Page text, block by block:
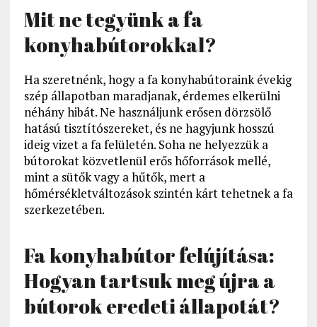
Mit ne tegyünk a fa
konyhabútorokkal?
Ha szeretnénk, hogy a fa konyhabútoraink évekig
szép állapotban maradjanak, érdemes elkerülni
néhány hibát. Ne használjunk erősen dörzsölő
hatású tisztítószereket, és ne hagyjunk hosszú
ideig vizet a fa felületén. Soha ne helyezzük a
bútorokat közvetlenül erős hőforrások mellé,
mint a sütők vagy a hűtők, mert a
hőmérsékletváltozások szintén kárt tehetnek a fa
szerkezetében.
Fa konyhabútor felújítása:
Hogyan tartsuk meg újra a
bútorok eredeti állapotát?